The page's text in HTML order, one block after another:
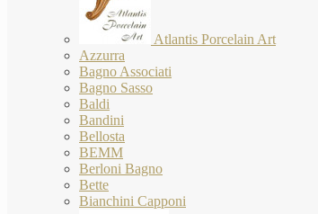
Atlantis Porcelain Art
Azzurra
Bagno Associati
Bagno Sasso
Baldi
Bandini
Bellosta
BEMM
Berloni Bagno
Bette
Bianchini Capponi